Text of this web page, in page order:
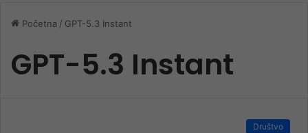
Početna / GPT-5.3 Instant
GPT-5.3 Instant
Društvo